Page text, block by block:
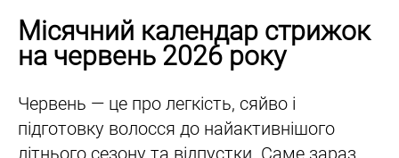
Місячний календар стрижок
на червень 2026 року
Червень — це про легкість, сяйво і
підготовку волосся до найактивнішого
літнього сезону та відпустки. Саме зараз